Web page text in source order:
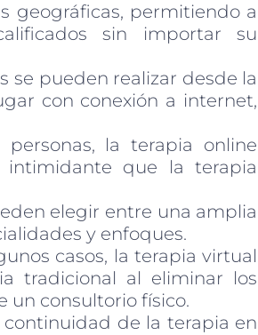
geográficas, permitiendo a
sin importar su
se pueden realizar desde la
con conexión a internet,
la terapia online
que la terapia
elegir entre una amplia
y enfoques.
casos, la terapia virtual
tradicional al eliminar los
un consultorio físico.
continuidad de la terapia en